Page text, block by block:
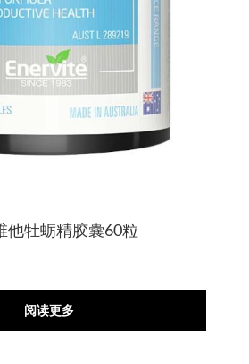
他牡蛎精胶囊60粒
阅读更多